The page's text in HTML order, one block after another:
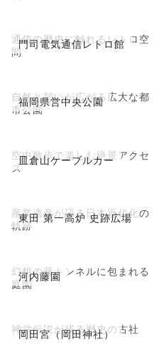
門司電気通信レトロ館
通信の歴史に触れるレトロ空
間
福岡県営中央公園
自然と憩いが広がる広大な都
市公園
皿倉山ケーブルカー
空中散歩で楽しむ絶景アクセ
ス
東田 第一高炉 史跡広場
産業遺産が語る日本近代化の
軌跡
河内藤園
幻想の藤トンネルに包まれる
庭園
岡田宮（岡田神社）
神武伝説が残る歴史の古社